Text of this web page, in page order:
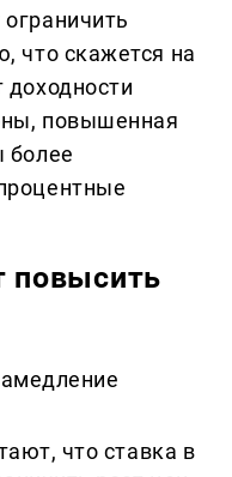
что скажется на
доходности
повышенная
более
что ставка в